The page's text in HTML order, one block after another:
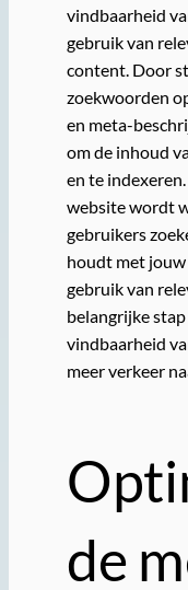
vindbaarheid
gebruik van
content. Door
zoekwoorden
en meta-
om de inhoud
en te
website wordt
gebruikers
houdt met
gebruik van
belangrijke
vindbaarheid
meer verkeer
de